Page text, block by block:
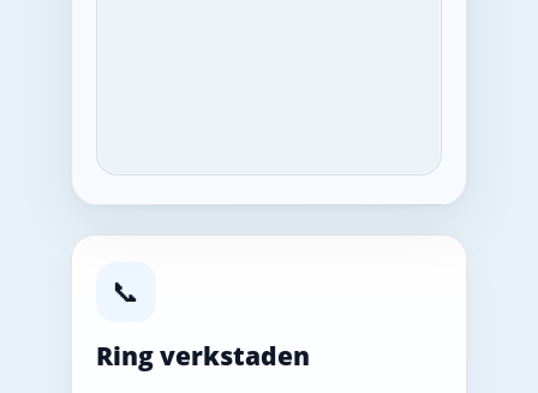
📞
Ring verkstaden